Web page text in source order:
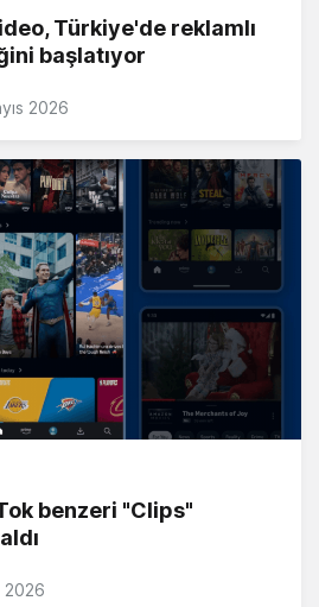
Türkiye'de reklamlı
başlatıyor
2026
benzeri "Clips"
2026